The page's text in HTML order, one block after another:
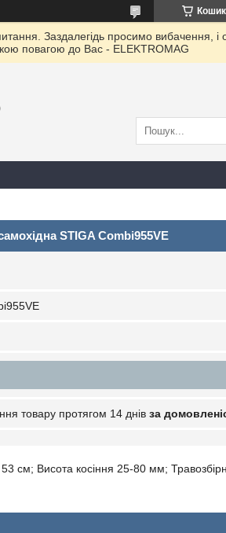
Кошик
Заздалегідь просимо вибачення,
повагою до Ваc - ELEKTROMAG
STIGA Combi955VE
товару протягом 14 днів за
см; Висота косіння 25-80 мм;